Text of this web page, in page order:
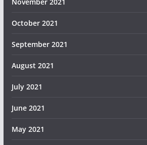
October 2021
September 2021
August 2021
July 2021
June 2021
May 2021